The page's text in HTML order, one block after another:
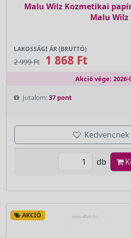
Malu Wilz Kozmetikai
Malu Wilz
LAKOSSÁGI ÁR (BRUTTÓ)
2 999 Ft 1 868 Ft
Akció vége: 2026-
Jutalom:37 pont
db
AKCIÓ